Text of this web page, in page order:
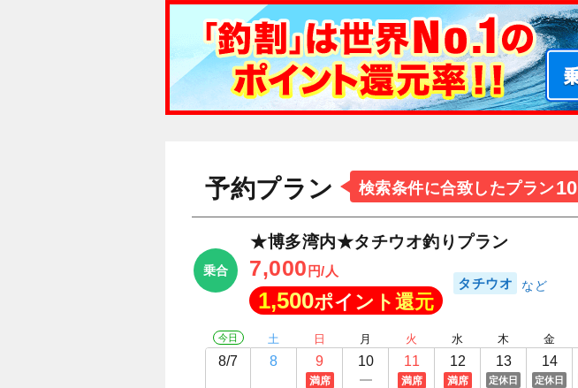
予約プラン 検索条件に合致したプラン10
乗合
★博多湾内★タチウオ釣りプラン
7,000 円/人
1,500ポイント還元
タチウオ
今日
8/7
土
8
日
9
満席
月
10
火
11
満席
水
12
満席
木
13
定休日
金
14
定休日